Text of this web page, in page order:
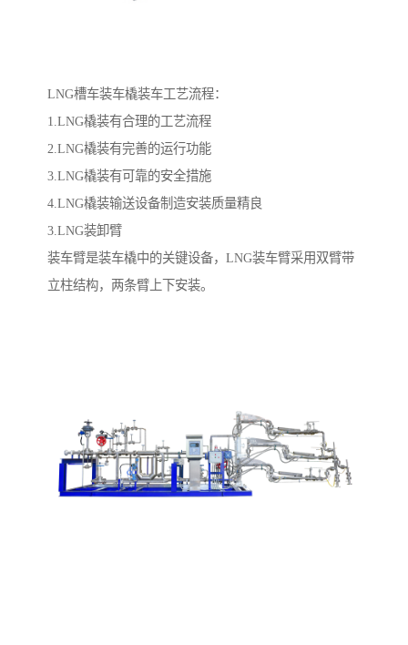
LNG槽车装车橇装车工艺流程：
1.LNG橇装有合理的工艺流程
2.LNG橇装有完善的运行功能
3.LNG橇装有可靠的安全措施
4.LNG橇装输送设备制造安装质量精良
3.LNG装卸臂
装车臂是装车橇中的关键设备，LNG装车臂采用双臂带
立柱结构，两条臂上下安装。